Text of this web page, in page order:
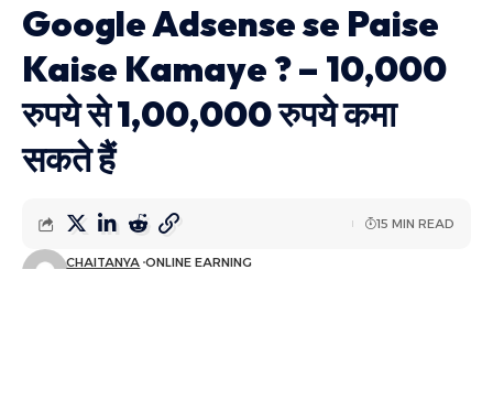
Google Adsense se Paise
Kaise Kamaye ? – 10,000
रुपये से 1,00,000 रुपये कमा
सकते हैं
CHAITANYA ONLINE EARNING
15 MIN READ